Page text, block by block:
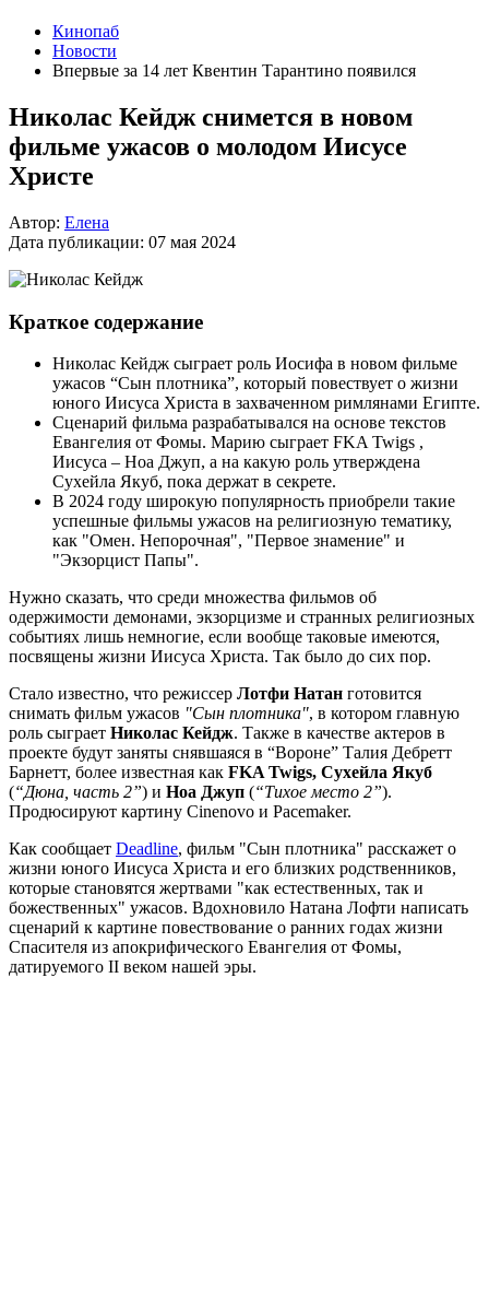
Кинопаб
Новости
Впервые за 14 лет Квентин Тарантино появился
Николас Кейдж снимется в новом
фильме ужасов о молодом Иисусе
Христе
Автор: Елена
Дата публикации: 07 мая 2024
Краткое содержание
Николас Кейдж сыграет роль Иосифа в новом фильме
ужасов “Сын плотника”, который повествует о жизни
юного Иисуса Христа в захваченном римлянами Египте.
Сценарий фильма разрабатывался на основе текстов
Евангелия от Фомы. Марию сыграет FKA Twigs ,
Иисуса – Ноа Джуп, а на какую роль утверждена
Сухейла Якуб, пока держат в секрете.
В 2024 году широкую популярность приобрели такие
успешные фильмы ужасов на религиозную тематику,
как "Омен. Непорочная", "Первое знамение" и
"Экзорцист Папы".
Нужно сказать, что среди множества фильмов об
одержимости демонами, экзорцизме и странных религиозных
событиях лишь немногие, если вообще таковые имеются,
посвящены жизни Иисуса Христа. Так было до сих пор.
Стало известно, что режиссер Лотфи Натан готовится
снимать фильм ужасов "Сын плотника", в котором главную
роль сыграет Николас Кейдж. Также в качестве актеров в
проекте будут заняты снявшаяся в “Вороне” Талия Дебретт
Барнетт, более известная как FKA Twigs, Сухейла Якуб
(“Дюна, часть 2”) и Ноа Джуп (“Тихое место 2”).
Продюсируют картину Cinenovo и Pacemaker.
Как сообщает Deadline, фильм "Сын плотника" расскажет о
жизни юного Иисуса Христа и его близких родственников,
которые становятся жертвами "как естественных, так и
божественных" ужасов. Вдохновило Натана Лофти написать
сценарий к картине повествование о ранних годах жизни
Спасителя из апокрифического Евангелия от Фомы,
датируемого II веком нашей эры.